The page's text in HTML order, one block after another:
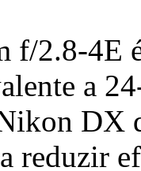
f/2.8-4E
a
DX
reduzir